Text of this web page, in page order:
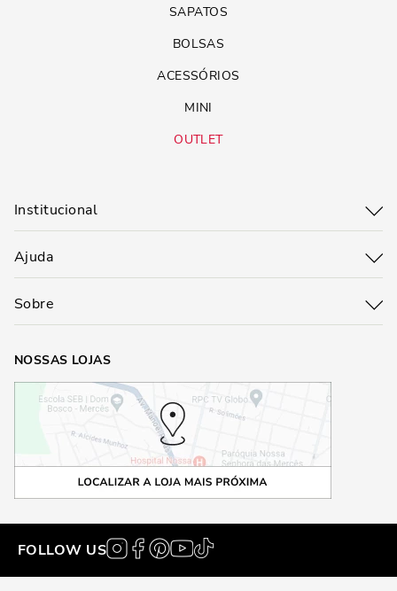
SAPATOS
BOLSAS
ACESSÓRIOS
MINI
OUTLET
Institucional
Ajuda
Sobre
NOSSAS LOJAS
FOLLOW US